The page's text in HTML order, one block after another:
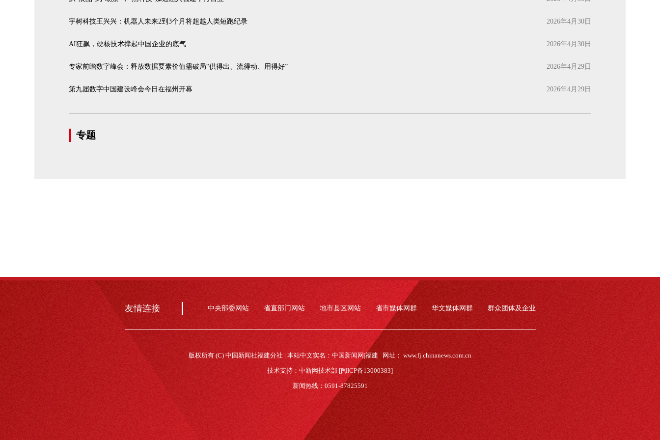
宇树科技王兴兴：机器人未来2到3个月将超越人类短跑纪录 2026年4月30日
AI狂飙，硬核技术撑起中国企业的底气 2026年4月30日
专家前瞻数字峰会：释放数据要素价值需破局“供得出、流得动、用得好” 2026年4月29日
第九届数字中国建设峰会今日在福州开幕 2026年4月29日
专题
友情连接 中央部委网站 省直部门网站 地市县区网站 省市媒体网群 华文媒体网群 群众团体及企业
版权所有 (C) 中国新闻社福建分社 | 本站中文实名：中国新闻网|福建 网址： www.fj.chinanews.com.cn
技术支持：中新网技术部 [闽ICP备13000383]
新闻热线：0591-87825591